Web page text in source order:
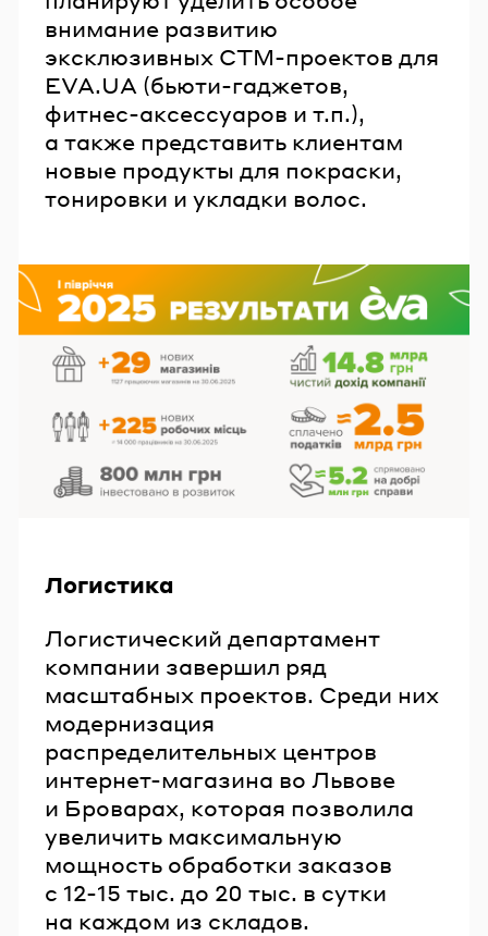
внимание развитию
эксклюзивных СТМ-проектов для
EVA.UA (бьюти-гаджетов,
фитнес-аксессуаров и т.п.),
а также представить клиентам
новые продукты для покраски,
тонировки и укладки волос.
Логистика
Логистический департамент
компании завершил ряд
масштабных проектов. Среди них
модернизация
распределительных центров
интернет-магазина во Львове
и Броварах, которая позволила
увеличить максимальную
мощность обработки заказов
с 12-15 тыс. до 20 тыс. в сутки
на каждом из складов.